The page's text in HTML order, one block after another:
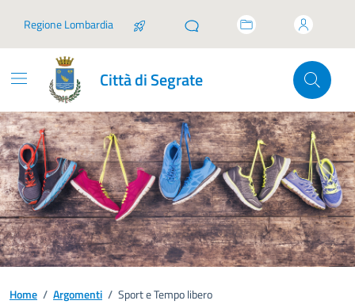
Regione Lombardia
Città di Segrate
Home / Argomenti / Sport e Tempo libero